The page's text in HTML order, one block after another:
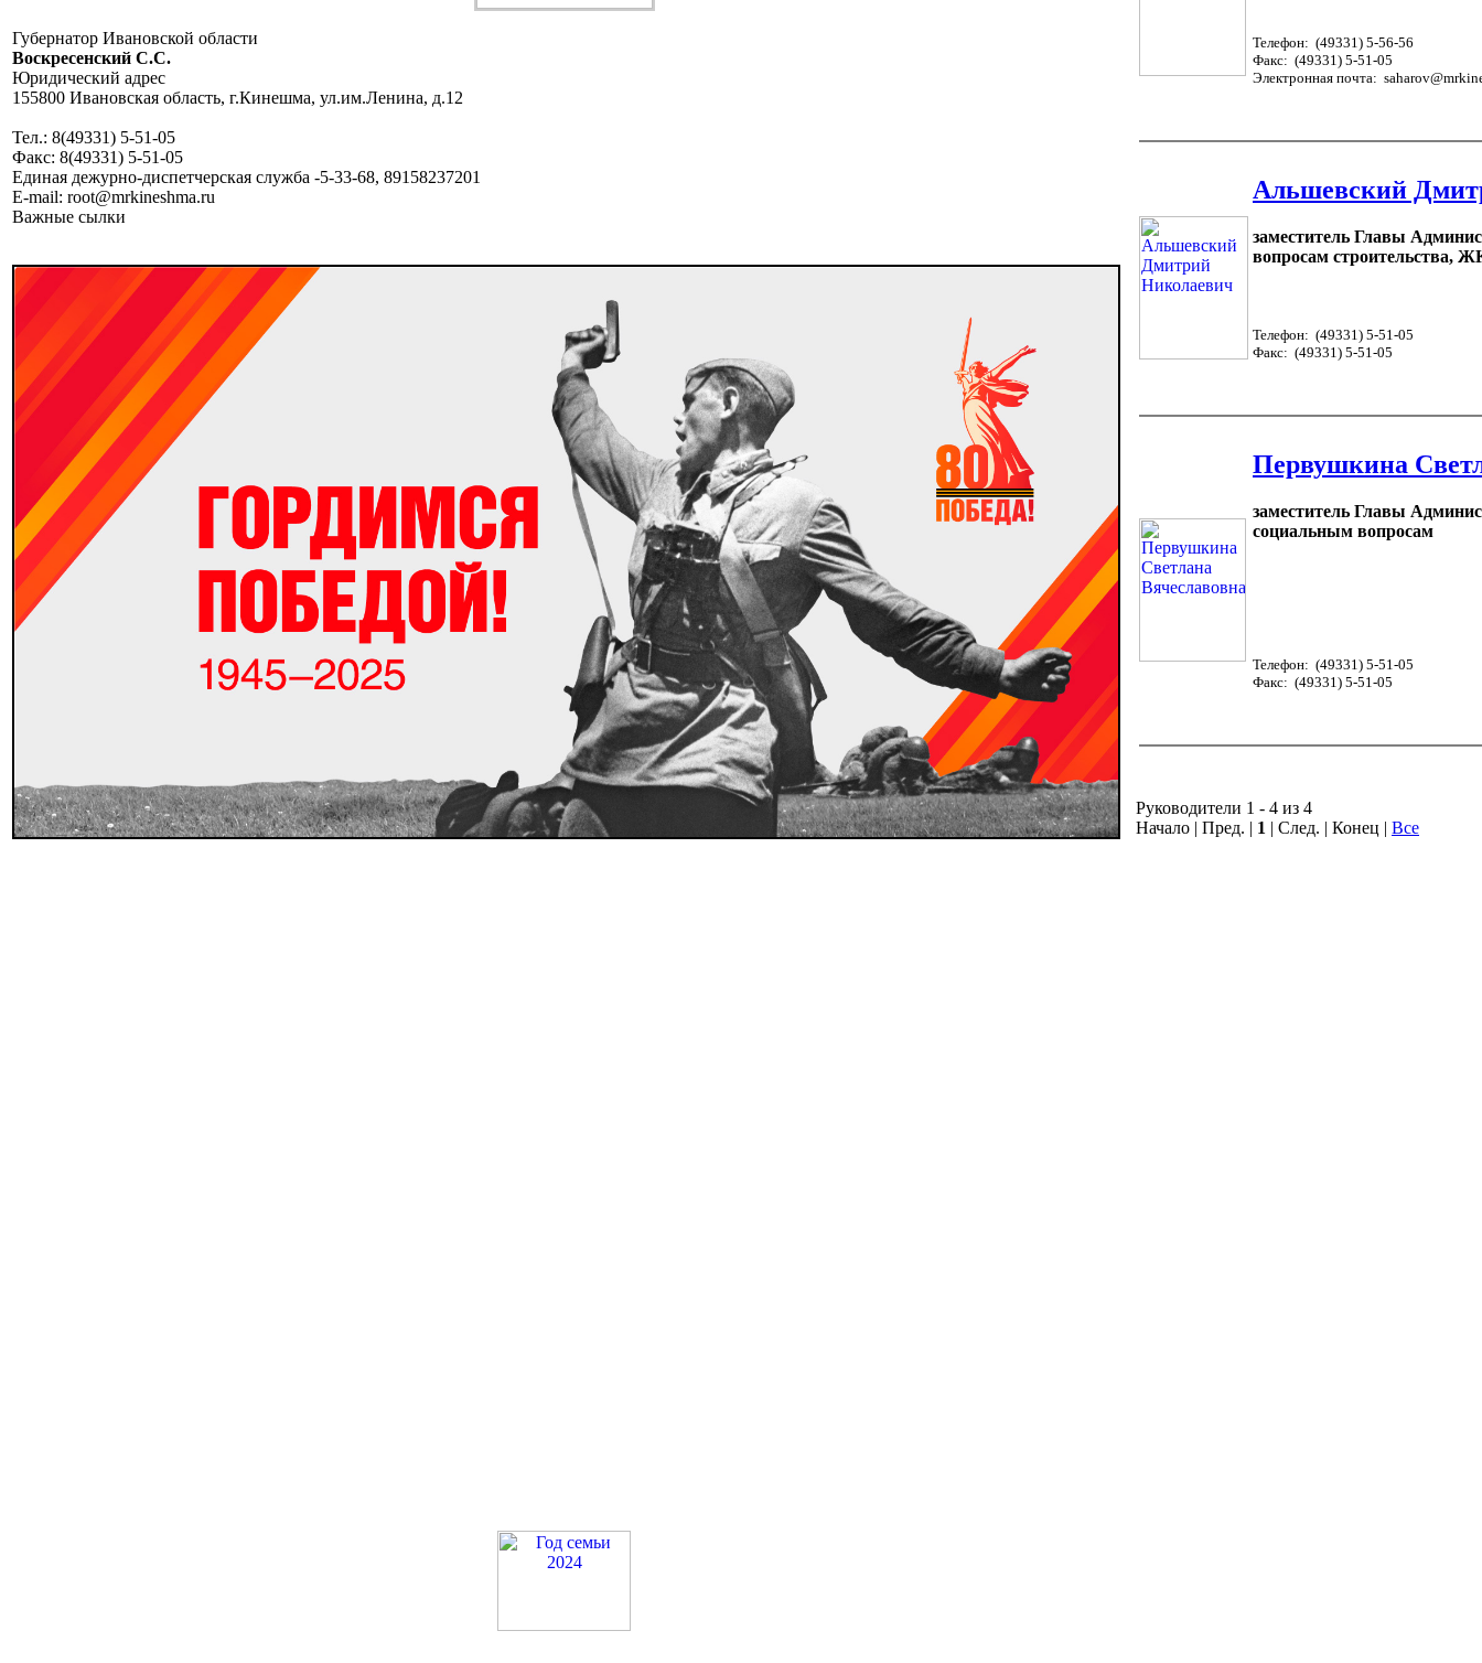
Губернатор Ивановской области
Воскресенский C.C.
Юридический адрес
155800 Ивановская область, г.Кинешма, ул.им.Ленина, д.12
Тел.: 8(49331) 5-51-05
Факс: 8(49331) 5-51-05
Единая дежурно-диспетчерская служба -5-33-68, 89158237201
E-mail: root@mrkineshma.ru
Важные сылки
Телефон: (49331) 5-56-56
Факс: (49331) 5-51-05
Электронная почта:
Альшевский
заместитель Главы
вопросам строительства,
Телефон: (49331) 5-51-05
Факс: (49331) 5-51-05
Первушкина
заместитель Главы
социальным вопросам
Телефон: (49331) 5-51-05
Факс: (49331) 5-51-05
Руководители 1 - 4 из 4
Начало | Пред. | 1 | След. | Конец | Все